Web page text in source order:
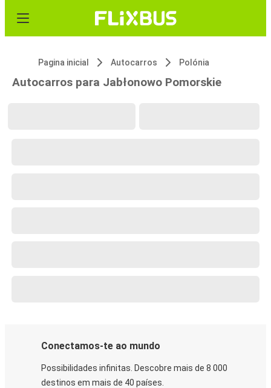
Pagina inicial Autocarros Polónia
Autocarros para Jabłonowo Pomorskie
Conectamos-te ao mundo
Possibilidades infinitas. Descobre mais de 8 000
destinos em mais de 40 países.